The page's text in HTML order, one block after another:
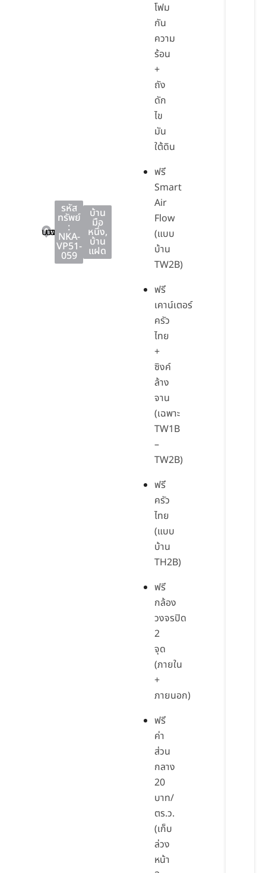
บางปะกง
บางปะกง
ฉะเชิงเทรา
รหัส
ทรัพย์
:
NKA-
VP51-
059
บ้าน
มือ
หนึ่ง,
บ้าน
แฝด
โฟม
กัน
ความ
ร้อน
+
ถัง
ดัก
ไข
มัน
ใต้ดิน
ฟรี
Smart
Air
Flow
(แบบ
บ้าน
TW2B)
ฟรี
เคาน์เตอร์
ครัว
ไทย
+
ซิงค์
ล้าง
จาน
(เฉพาะ
TW1B
–
TW2B)
ฟรี
ครัว
ไทย
(แบบ
บ้าน
TH2B)
ฟรี
กล้อง
วงจรปิด
2
จุด
(ภายใน
+
ภายนอก)
ฟรี
ค่า
ส่วน
กลาง
20
บาท/
ตร.ว.
(เก็บ
ล่วง
หน้า